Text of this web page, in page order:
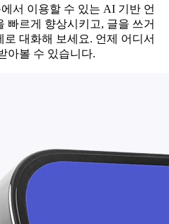
서 이용할 수 있는 AI 기반 언
빠르게 향상시키고, 글을 쓰거
대화해 보세요. 언제 어디서
아볼 수 있습니다.